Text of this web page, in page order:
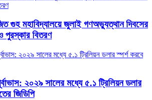
গুহ মহাবিদ্যালয়ে জুলাই গণঅভ্যুত্থান দিবসের
বিতরণ
২০২৯ সালের মধ্যে ৫.১ ট্রিলিয়ন ডলার
জিডিপি